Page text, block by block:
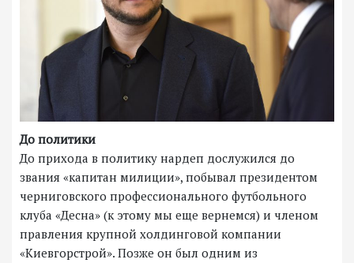
До политики
До прихода в политику нардеп дослужился до
звания «капитан милиции», побывал президентом
черниговского профессионального футбольного
клуба «Десна» (к этому мы еще вернемся) и членом
правления крупной холдинговой компании
«Киевгорстрой». Позже он был одним из